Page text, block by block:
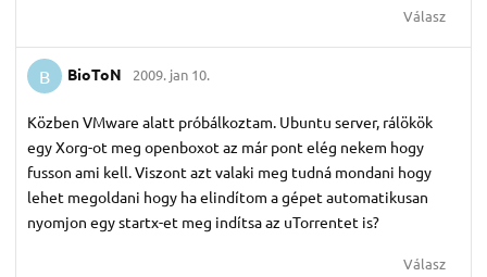
Válasz
B BioToN 2009. jan 10.
Közben VMware alatt próbálkoztam. Ubuntu server, rálökök
egy Xorg-ot meg openboxot az már pont elég nekem hogy
fusson ami kell. Viszont azt valaki meg tudná mondani hogy
lehet megoldani hogy ha elindítom a gépet automatikusan
nyomjon egy startx-et meg indítsa az uTorrentet is?
Válasz